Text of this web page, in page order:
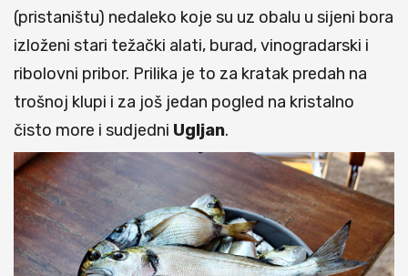
(pristaništu) nedaleko koje su uz obalu u sijeni bora
izloženi stari težački alati, burad, vinogradarski i
ribolovni pribor. Prilika je to za kratak predah na
trošnoj klupi i za još jedan pogled na kristalno
čisto more i sudjedni Ugljan.